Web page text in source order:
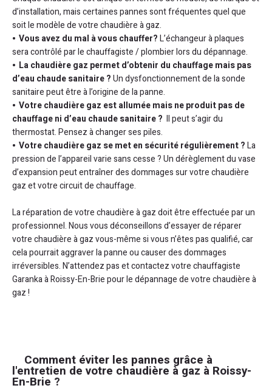
d’installation, mais certaines pannes sont fréquentes quel que
soit le modèle de votre chaudière à gaz.
Vous avez du mal à vous chauffer?L’échangeur à plaques
sera contrôlé par le chauffagiste / plombier lors du dépannage.
La chaudière gaz permet d’obtenir du chauffage mais pas
d’eau chaude sanitaire ?Un dysfonctionnement de la sonde
sanitaire peut être à l’origine de la panne.
Votre chaudière gaz est allumée mais ne produit pas de
chauffage ni d’eau chaude sanitaire ? Il peut s’agir du
thermostat. Pensez à changer ses piles.
Votre chaudière gaz se met en sécurité régulièrement ?La
pression de l’appareil varie sans cesse ? Un dérèglement du vase
d’expansion peut entraîner des dommages sur votre chaudière
gaz et votre circuit de chauffage.
La réparation de votre chaudière à gaz doit être effectuée par un
professionnel. Nous vous déconseillons d’essayer de réparer
votre chaudière à gaz vous-même si vous n’êtes pas qualifié, car
cela pourrait aggraver la panne ou causer des dommages
irréversibles. N’attendez pas et contactez votre chauffagiste
Garanka à Roissy-En-Brie pour le dépannage de votre chaudière à
gaz !
Comment éviter les pannes grâce à
l'entretien de votre chaudière à gaz à Roissy-
En-Brie ?